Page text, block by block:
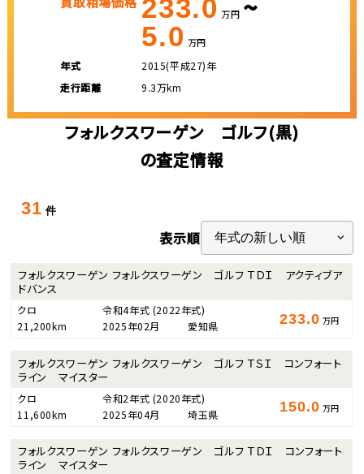
233.0 万円
5.0 万円
年式
2015(平成27)年
走行距離
9.3万km
フォルクスワーゲン ゴルフ(黒)
の査定情報
31 件
表示順
フォルクスワーゲン フォルクスワーゲン ゴルフ ＴＤＩ アクティブア
ドバンス
クロ 令和4年式 (2022年式)
21,200km
2025年02月 愛知県 233.0 万円
フォルクスワーゲン フォルクスワーゲン ゴルフ ＴＳＩ コンフォート
ライン マイスター
クロ 令和2年式 (2020年式)
11,600km
2025年04月 埼玉県 150.0 万円
フォルクスワーゲン フォルクスワーゲン ゴルフ ＴＤＩ コンフォート
ライン マイスター